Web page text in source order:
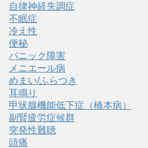
自律神経失調症
不眠症
冷え性
便秘
パニック障害
メニエール病
めまい/ふらつき
耳鳴り
甲状腺機能低下症（橋本病）
副腎疲労症候群
突発性難聴
頭痛